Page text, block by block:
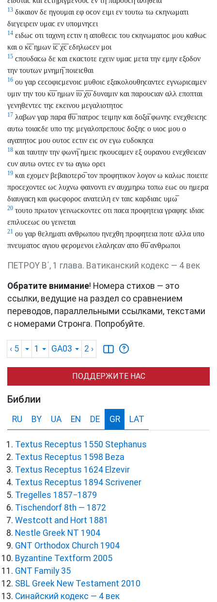
13 δικαιον δε ηγουμαι εφ οϲον ειμι εν τουτω τω ϲκηνωματι
διεγειρειν υμαϲ εν υπομνηϲει
14 ειδωϲ οτι ταχινη εϲτιν η αποθεϲιϲ του ϲκηνωματοϲ μου καθωϲ
και ο κ̅ϲ̅ ημων ι̅ϲ̅ χ̅ϲ̅ εδηλωϲεν μοι
15 ϲπουδαϲω δε και εκαϲτοτε εχειν υμαϲ μετα την εμην εξοδον
την τουτων μνημη̅ ποιειϲθαι
16 ου γαρ ϲεϲοφιϲμενοιϲ μυθοιϲ εξακολουθηϲαντεϲ εγνωριϲαμεν
υμιν την του κ̅υ̅ ημων ι̅υ̅ χ̅υ̅ δυναμιν και παρουϲιαν αλλ εποπται
γενηθεντεϲ τηϲ εκεινου μεγαλιοτητοϲ
17 λαβων γαρ παρα θ̅υ̅ πατροϲ τειμην και δοξα̅ φωνηϲ ενεχθειϲηϲ
αυτω τοιαϲδε υπο τηϲ μεγαλοπρεπουϲ δοξηϲ ο υιοϲ μου ο
αγαπητοϲ μου ουτοϲ εϲτιν ειϲ ον εγω ευδοκηϲα
18 και ταυτην την φωνη̅ ημειϲ ηκουϲαμεν εξ ουρανου ενεχθειϲαν
ϲυν αυτω οντεϲ εν τω αγιω ορει
19 και εχομεν βεβαιοτερο̅ τον προφητικον λογον ω καλωϲ ποιειτε
προϲεχοντεϲ ωϲ λυχνω φαινοντι εν αυχμηρω τοπω εωϲ ου ημερα
διαυγαϲη και φωϲφοροϲ ανατειλη εν ταιϲ καρδιαιϲ υμω̅
20 τουτο πρωτον γεινωϲκοντεϲ οτι παϲα προφητεια γραφηϲ ιδιαϲ
επιλυϲεωϲ ου γεινεται
21 ου γαρ θεληματι ανθρωπου ηνεχθη προφητεια ποτε αλλα υπο
πνευματοϲ αγιου φερομενοι ελαληϲαν απο θ̅υ̅ ανθρωποι
ΠΕΤΡΟΥ Β΄, 1 глава. Ватиканский кодекс — 4 век
Обратите внимание! Номера стихов — это
ссылки, ведущие на раздел со сравнением
переводов, параллельными ссылками, текстами
с номерами Стронга. Попробуйте.
‹ 5 1 GA03 2 ›
ПОДДЕРЖИТЕ НАС
Библии
RU BY UA EN DE GR LAT
Textus Receptus 1550 Stephanus
Textus Receptus 1598 Beza
Textus Receptus 1624 Elzevir
Textus Receptus 1894 Scrivener
Tregelles 1857−1879
Tischendorf 8th — 1872
Westcott and Hort 1881
Nestle Greek NT 1904
GNT Orthodox Church 1904
Byzantine Textform 2005
GNT Family 35
SBL Greek New Testament 2010
Синайский кодекс — 4 век